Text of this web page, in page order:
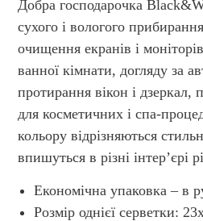
Добра господарочка
сухого і вологого
очищення екранів і
ванної кімнати, догляду за
протирання вікон і дзеркал,
для косметичних і спа-
кольору відрізняються
впишуться в різні інтер’єрі
Економічна упаковка – в
Розмір однієї серветки: